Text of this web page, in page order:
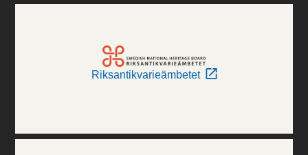
Riksantikvarieämbetet